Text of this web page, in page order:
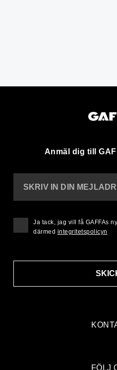
Anmäl dig till
SKRIV IN DIN
Ja tack, jag vill få GAFFAs
därmed integritetspolicyn
FÖLJ